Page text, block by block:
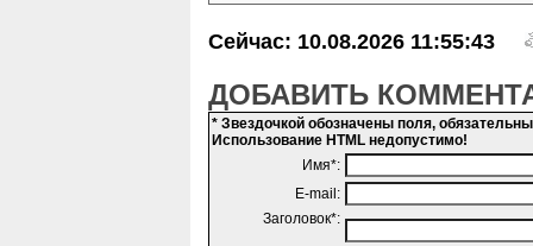
Сейчас: 10.08.2026 11:55:43
ДОБАВИТЬ
* Звездочкой обозначены поля,
Использование HTML недопустимо!
Имя*:
E-mail:
Заголовок*: